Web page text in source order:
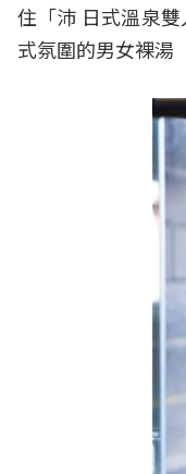
住「沛 日式溫泉
式氛圍的男女裸湯